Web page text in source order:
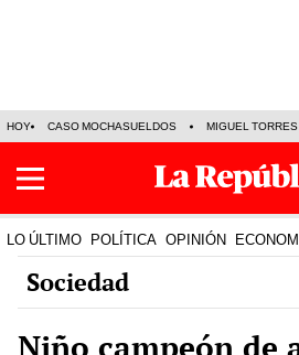
HOY CASO MOCHASUELDOS MIGUEL TORRES
LO ÚLTIMO POLÍTICA OPINIÓN
Sociedad
Niño campeón de